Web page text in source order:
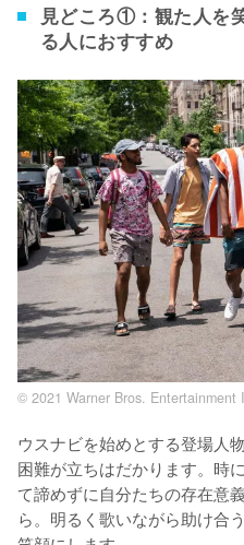
見どころ①：観た人を
る人におすすめ
© 2021 Warner Bros. Entertainment
ウスナビを始めとする登場人
困難が立ちはだかります。時
て諦めずに自分たちの存在意
ら。明るく歌いながら助け合